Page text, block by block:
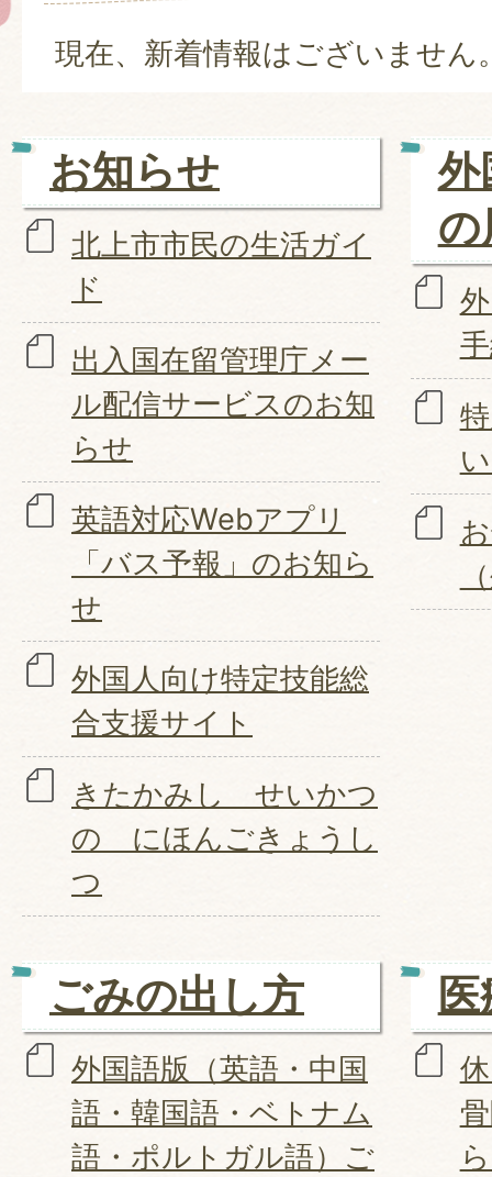
現在、新着情報はございません
お知らせ
北上市市民の生活ガイ
ド
出入国在留管理庁メー
ル配信サービスのお知
らせ
英語対応Webアプリ
「バス予報」のお知ら
せ
外国人向け特定技能総
合支援サイト
きたかみし せいかつ
の にほんごきょうし
つ
外
の
ごみの出し方
外国語版（英語・中国
語・韓国語・ベトナム
語・ポルトガル語）ご